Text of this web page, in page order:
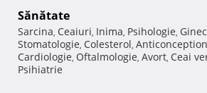
Sănătate
Sarcina, Ceaiuri, Inima, Psihologie,
Stomatologie, Colesterol,
Cardiologie, Oftalmologie, Avort, Ceai
Psihiatrie